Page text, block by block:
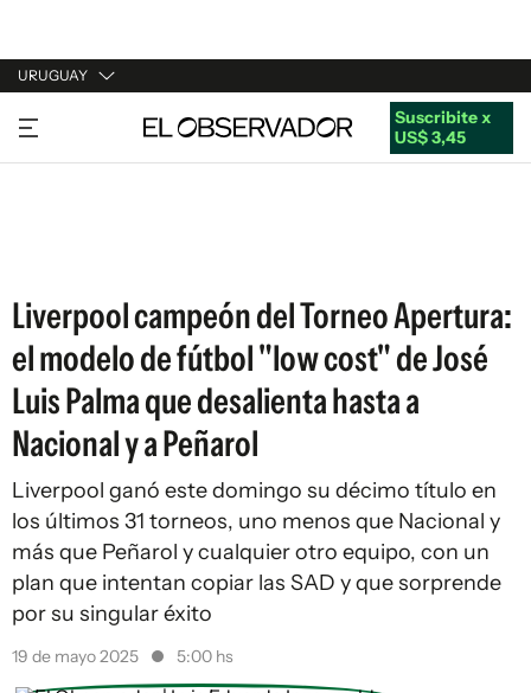
URUGUAY
URUGUAY
ARGENTINA
Suscribite x
US$ 3,45
Liverpool campeón del Torneo Apertura:
el modelo de fútbol "low cost" de José
Luis Palma que desalienta hasta a
Nacional y a Peñarol
Liverpool ganó este domingo su décimo título en
los últimos 31 torneos, uno menos que Nacional y
más que Peñarol y cualquier otro equipo, con un
plan que intentan copiar las SAD y que sorprende
por su singular éxito
19 de mayo 2025 5:00 hs